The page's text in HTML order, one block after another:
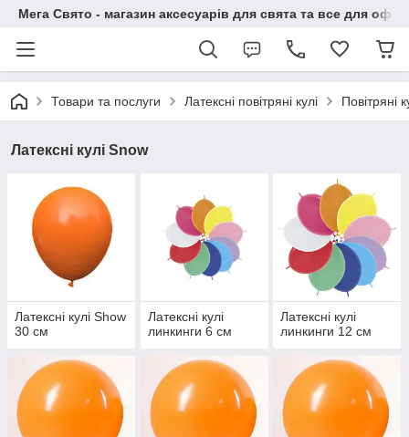
Мега Свято - магазин аксесуарів для свята та все для
Товари та послуги Латексні повітряні кулі Повітряні
Латексні кулі Snow
Латексні кулі Show
30 см
Латексні кулі
линкинги 6 см
Латексні кулі
линкинги 12 см